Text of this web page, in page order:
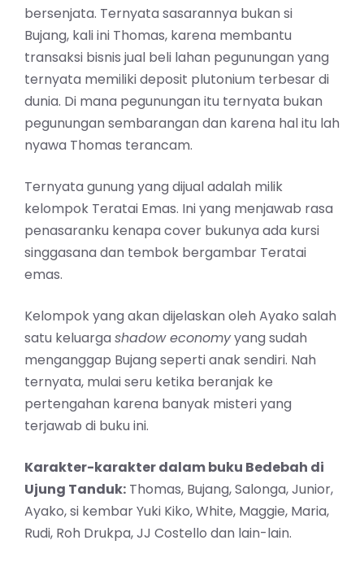
bersenjata. Ternyata sasarannya bukan si
Bujang, kali ini Thomas, karena membantu
transaksi bisnis jual beli lahan pegunungan yang
ternyata memiliki deposit plutonium terbesar di
dunia. Di mana pegunungan itu ternyata bukan
pegunungan sembarangan dan karena hal itu lah
nyawa Thomas terancam.
Ternyata gunung yang dijual adalah milik
kelompok Teratai Emas. Ini yang menjawab rasa
penasaranku kenapa cover bukunya ada kursi
singgasana dan tembok bergambar Teratai
emas.
Kelompok yang akan dijelaskan oleh Ayako salah
satu keluarga shadow economyyang sudah
menganggap Bujang seperti anak sendiri. Nah
ternyata, mulai seru ketika beranjak ke
pertengahan karena banyak misteri yang
terjawab di buku ini.
Karakter-karakter dalam buku Bedebah di
Ujung Tanduk: Thomas, Bujang, Salonga, Junior,
Ayako, si kembar Yuki Kiko, White, Maggie, Maria,
Rudi, Roh Drukpa, JJ Costello dan lain-lain.